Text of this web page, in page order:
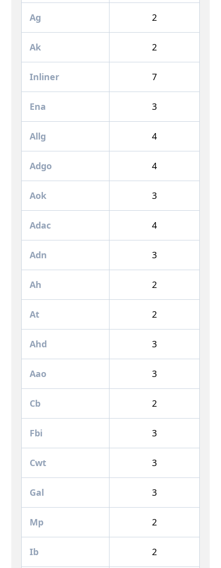
Ag 2
Ak 2
Inliner 7
Ena 3
Allg 4
Adgo 4
Aok 3
Adac 4
Adn 3
Ah 2
At 2
Ahd 3
Aao 3
Cb 2
Fbi 3
Cwt 3
Gal 3
Mp 2
Ib 2